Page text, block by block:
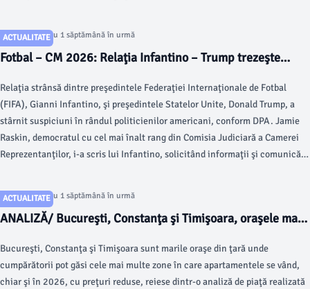
ACTUALITATE
Articol postat cu 1 săptămână în urmă
Fotbal – CM 2026: Relaţia Infantino – Trump trezeşte
Relaţia strânsă dintre preşedintele Federaţiei Internaţionale de Fotbal
(FIFA), Gianni Infantino, şi preşedintele Statelor Unite, Donald Trump, a
stârnit suspiciuni în rândul politicienilor americani, conform DPA. Jamie
Raskin, democratul cu cel mai înalt rang din Comisia Judiciară a Camerei
Reprezentanţilor, i-a scris lui Infantino, solicitând informaţii şi comunicări
ACTUALITATE
Articol postat cu 1 săptămână în urmă
ANALIZĂ/ Bucureşti, Constanţa şi Timişoara, oraşele mari
Bucureşti, Constanţa şi Timişoara sunt marile oraşe din ţară unde
cumpărătorii pot găsi cele mai multe zone în care apartamentele se vând,
chiar şi în 2026, cu preţuri reduse, reiese dintr-o analiză de piaţă realizată